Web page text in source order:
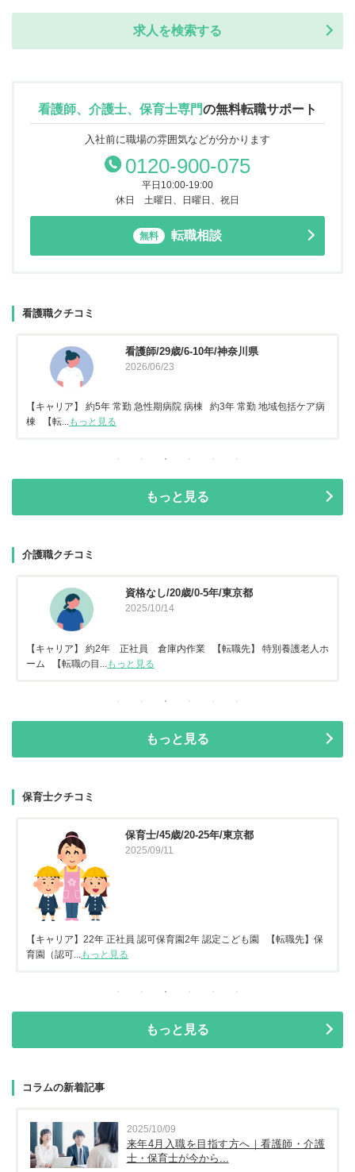
求人を検索する
看護師、介護士、保育士専門の無料転職サポート
入社前に職場の雰囲気などが分かります
0120-900-075
平日10:00-19:00
休日 土曜日、日曜日、祝日
無料 転職相談
看護職クチコミ
看護師/29歳/6-10年/神奈川県
2026/06/23
【キャリア】 約5年 常勤 急性期病院 病棟 約3年 常勤 地域包括ケア病
棟 【転...もっと見る
もっと見る
介護職クチコミ
資格なし/20歳/0-5年/東京都
2025/10/14
【キャリア】 約2年 正社員 倉庫内作業 【転職先】 特別養護老人ホ
ーム 【転職の目...もっと見る
もっと見る
保育士クチコミ
保育士/45歳/20-25年/東京都
2025/09/11
【キャリア】22年 正社員 認可保育園2年 認定こども園 【転職先】保
育園（認可...もっと見る
もっと見る
コラムの新着記事
2025/10/09
来年4月入職を目指す方へ｜看護師・介護
士・保育士が今から...